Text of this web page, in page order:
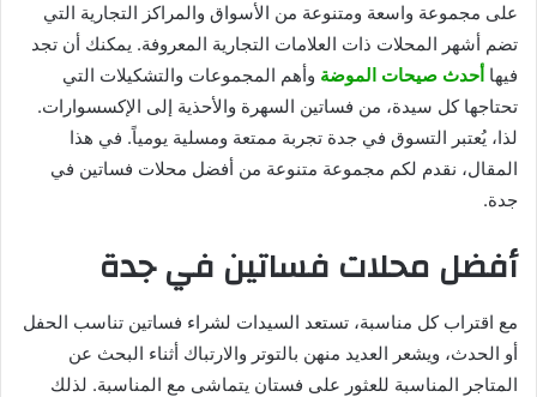
على مجموعة واسعة ومتنوعة من الأسواق والمراكز التجارية التي
تضم أشهر المحلات ذات العلامات التجارية المعروفة. يمكنك أن تجد
فيها أحدث صيحات الموضة وأهم المجموعات والتشكيلات التي
تحتاجها كل سيدة، من فساتين السهرة والأحذية إلى الإكسسوارات.
لذا، يُعتبر التسوق في جدة تجربة ممتعة ومسلية يومياً. في هذا
المقال، نقدم لكم مجموعة متنوعة من أفضل محلات فساتين في
جدة.
أفضل محلات فساتين في جدة
مع اقتراب كل مناسبة، تستعد السيدات لشراء فساتين تناسب الحفل
أو الحدث، ويشعر العديد منهن بالتوتر والارتباك أثناء البحث عن
المتاجر المناسبة للعثور على فستان يتماشى مع المناسبة. لذلك